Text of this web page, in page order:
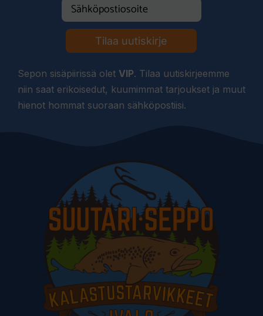
Tilaa uutiskirje
Sepon sisäpiirissä olet VIP. Tilaa uutiskirjeemme
niin saat erikoisedut, kuumimmat tarjoukset ja muut
hienot hommat suoraan sähköpostiisi.